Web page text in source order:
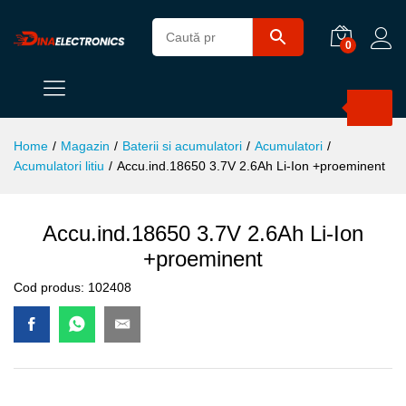
0
Home / Magazin / Baterii si acumulatori / Acumulatori /
Acumulatori litiu / Accu.ind.18650 3.7V 2.6Ah Li-Ion +proeminent
Accu.ind.18650 3.7V 2.6Ah Li-Ion
+proeminent
Cod produs: 102408